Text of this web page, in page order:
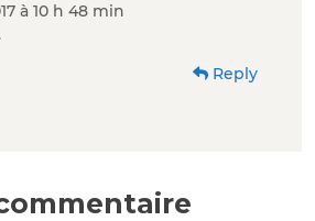
à 10 h 48 min
Reply